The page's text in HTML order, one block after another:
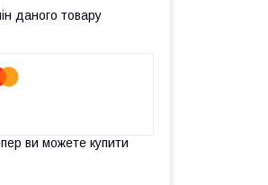
даного товару
ви можете купити